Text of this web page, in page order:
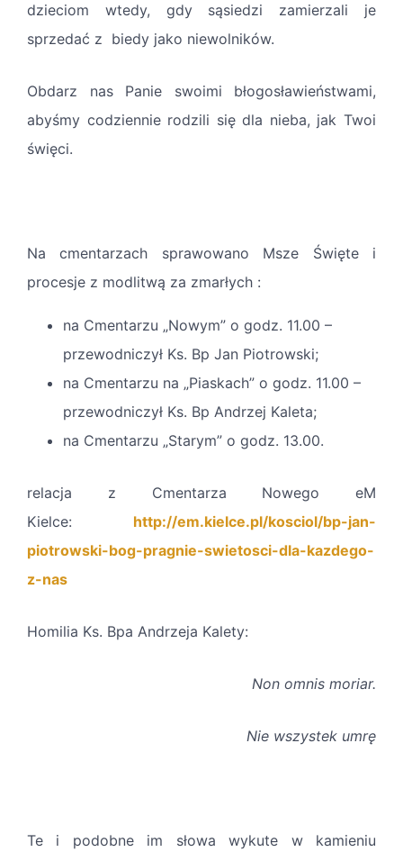
dzieciom wtedy, gdy sąsiedzi zamierzali je
sprzedać z biedy jako niewolników.
Obdarz nas Panie swoimi błogosławieństwami,
abyśmy codziennie rodzili się dla nieba, jak Twoi
święci.
Na cmentarzach sprawowano Msze Święte i
procesje z modlitwą za zmarłych :
na Cmentarzu „Nowym” o godz. 11.00 –
przewodniczył Ks. Bp Jan Piotrowski;
na Cmentarzu na „Piaskach” o godz. 11.00 –
przewodniczył Ks. Bp Andrzej Kaleta;
na Cmentarzu „Starym” o godz. 13.00.
relacja z Cmentarza Nowego eM
Kielce: http://em.kielce.pl/kosciol/bp-jan-
piotrowski-bog-pragnie-swietosci-dla-kazdego-
z-nas
Homilia Ks. Bpa Andrzeja Kalety:
Non omnis moriar.
Nie wszystek umrę
Te i podobne im słowa wykute w kamieniu